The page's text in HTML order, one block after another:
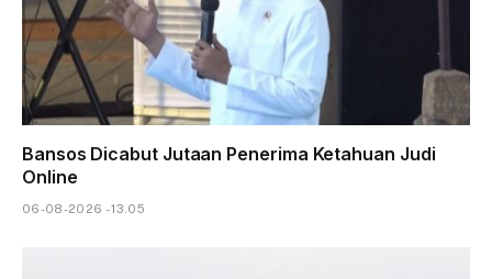
Bansos Dicabut Jutaan Penerima Ketahuan Judi
Online
06-08-2026 - 13.05